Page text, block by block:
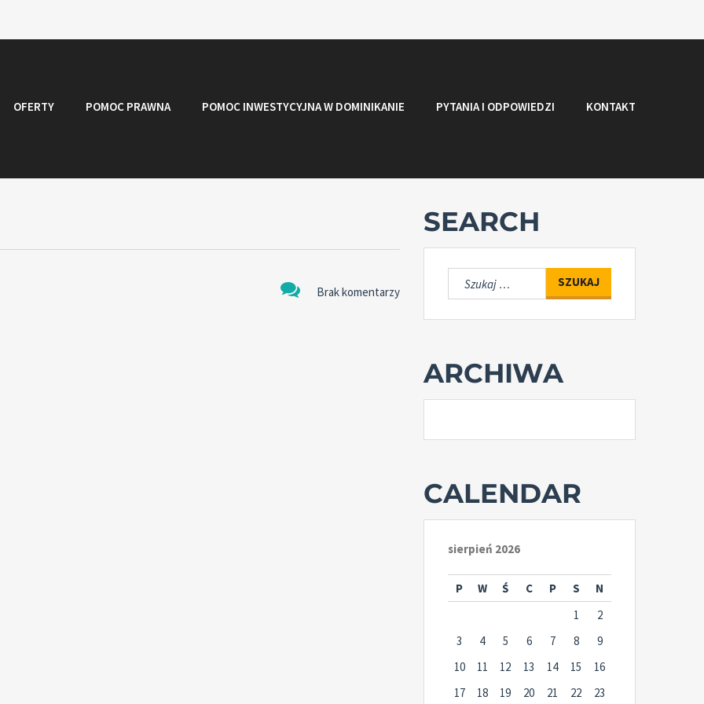
OFERTY POMOC PRAWNA POMOC INWESTYCYJNA W DOMINIKANIE PYTANIA I ODPOWIEDZI KONTAKT
Brak komentarzy
SEARCH
Szukaj:
ARCHIWA
CALENDAR
sierpień 2026
P W Ś C P S
N
1
2
3
4 5 6 7 8
9
10
11 12 13 14 15
16
17
18 19 20 21 22
23